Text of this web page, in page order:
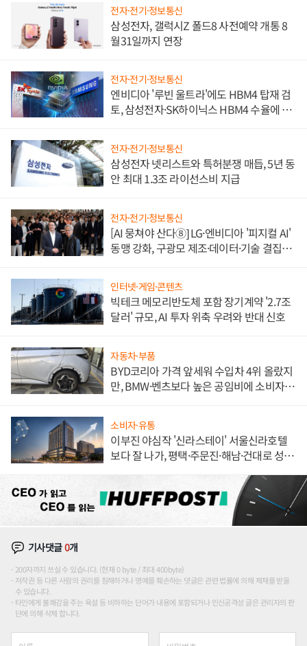
전자·전기·정보통신
삼성전자, 갤럭시Z 폴드8 사전예약 개통 8
월31일까지 연장
전자·전기·정보통신
엔비디아 '루빈 울트라'에도 HBM4 탑재 검
토, 삼성전자·SK하이닉스 HBM4 수율에 주
전자·전기·정보통신
삼성전자 넷리스트와 특허분쟁 매듭, 5년 동
안 최대 1.3조 라이선스비 지급
전자·전기·정보통신
[AI 뭉쳐야 산다⑧] LG·엔비디아 '피지컬 AI'
동맹 강화, 구광모 제조·데이터·기술 결집
인터넷·게임·콘텐츠
빅테크 메모리반도체 포함 장기계약 '2.7조
달러' 규모, AI 투자 위축 우려와 반대 신호
자동차·부품
BYD코리아 가격 앞세워 수입차 4위 올랐지
만, BMW·벤츠보다 높은 공임비에 소비자
소비자·유통
이부진 야심작 '신라스테이' 서울신라호텔
보다 잘 나가, 평택·주문진·해남·건대로 성
기사댓글0개
200자까지 쓰실 수 있습니다. (현재 0 byte / 최대 400byte)
저작권 등 다른 사람의 권리를 침해하거나 명예를 훼손하는 댓글은 관련 법률에 의해 제재를 받을
수 있습니다.
타인에게 불쾌감을 주는 욕설 등 비하하는 단어가 내용에 포함되거나 인신공격성 글은 관리자의 판
단에 의해 삭제 합니다.